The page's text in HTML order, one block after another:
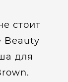
стоит
Beauty
для